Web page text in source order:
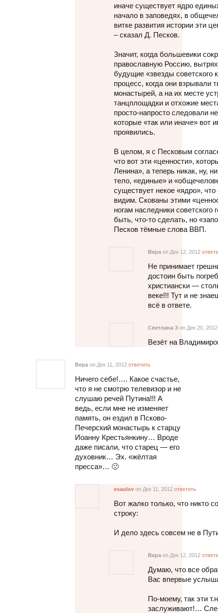
иначе существует ядро
начало в заповедях, в
витке развития истории эти
– сказал Д. Песков.
Значит, когда большевики
православную Россию,
будущие «звезды советского
процесс, когда они взрывали
монастырей, а на их месте
танцплощадки и отхожие
просто-напросто следовали
которые «так или иначе» вот
проявились.
В целом, я с Песковым
что вот эти «ценности»,
Ленина», а теперь никак, ну,
тело, «единые» и
существует некое «ядро»,
видим. Скованы этими
ногам наследники
быть, что-то сделать, но
Песков тёмные слова ВВП.
Вера on Дек 12, 2012
Не принимает
достоин быть
христиански —
веке!!! Тут и не
всё в ответе.
Светлана З on Дек 20,
Везёт на
Вера on Дек 11, 2012 ответить
Ничего себе!…. Какое счастье,
что я не смотрю телевизор и не
слушаю речей Путина!!! А
ведь, если мне не изменяет
память, он ездил в Псково-
Печерский монастырь к старцу
Иоанну Крестьянкину… Вроде
даже писали, что старец — его
духовник… Эх. «жёлтая
пресса»… 🙁
esaulov on Дек 11, 2012 ответить
Вот жалко только, что никто
строку:
И дело здесь совсем не в
Вера on Дек 12, 2012
Думаю, что все
Вас впервые
По-моему, так эти
заслуживают!…